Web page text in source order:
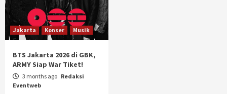
Jakarta Konser Musik
BTS Jakarta 2026 di GBK,
ARMY Siap War Tiket!
3 months ago Redaksi
Eventweb